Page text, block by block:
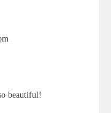
beautiful!